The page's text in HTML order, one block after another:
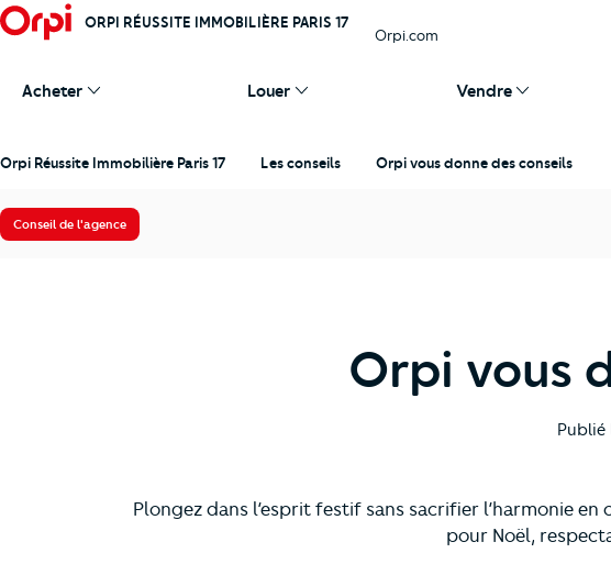
ORPI RÉUSSITE IMMOBILIÈRE PARIS 17
Orpi.com
Acheter Louer Vendre
Orpi Réussite Immobilière Paris 17 Les conseils Orpi vous donne des conseils
Conseil de l'agence
Orpi vous
Publié
Plongez dans l’esprit festif sans sacrifier l’harmonie
pour Noël,